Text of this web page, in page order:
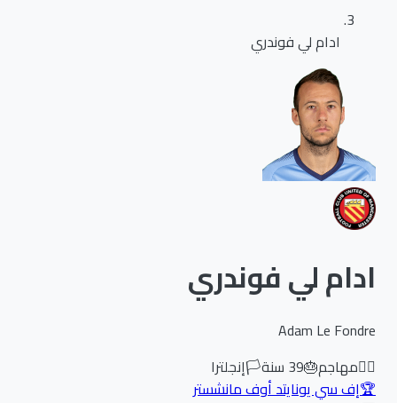
ادام لي فوندري
ادام لي فوندري
Adam Le Fondre
مهاجم🎂
39سنة🏳️إنجلترا
إف سي يونايتد أوف مانشستر